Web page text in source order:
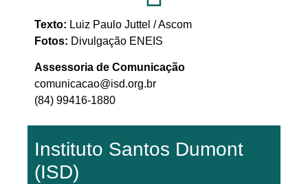
Texto: Luiz Paulo Juttel / Ascom
Fotos: Divulgação ENEIS
Assessoria de Comunicação
comunicacao@isd.org.br
(84) 99416-1880
Instituto Santos Dumont
(ISD)